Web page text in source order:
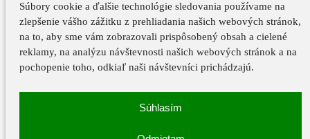
Súbory cookie a ďalšie technológie sledovania používame na
zlepšenie vášho zážitku z prehliadania našich webových stránok,
na to, aby sme vám zobrazovali prispôsobený obsah a cielené
reklamy, na analýzu návštevnosti našich webových stránok a na
pochopenie toho, odkiaľ naši návštevníci prichádzajú.
Súhlasím
Technický prevádzkovateľ|Mapa stránok|Ochrana osobných
údajov
Vyhlásenie o prístupnosti
Vyhlásenie o cookies
Správca obsahu